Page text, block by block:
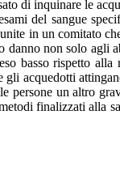
di inquinare le
del sangue
in un comitato
non solo agli
basso rispetto alla
gli acquedotti
persone un altro
finalizzati alla